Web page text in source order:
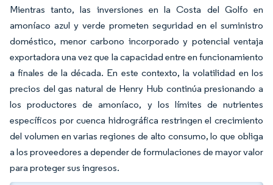
Mientras tanto, las inversiones en la Costa del Golfo en
amoníaco azul y verde prometen seguridad en el suministro
doméstico, menor carbono incorporado y potencial ventaja
exportadora una vez que la capacidad entre en funcionamiento
a finales de la década. En este contexto, la volatilidad en los
precios del gas natural de Henry Hub continúa presionando a
los productores de amoníaco, y los límites de nutrientes
específicos por cuenca hidrográfica restringen el crecimiento
del volumen en varias regiones de alto consumo, lo que obliga
a los proveedores a depender de formulaciones de mayor valor
para proteger sus ingresos.